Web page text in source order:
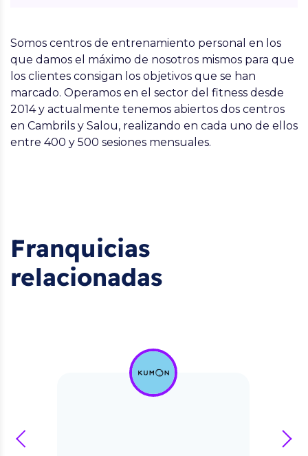
Somos centros de entrenamiento personal en los
que damos el máximo de nosotros mismos para que
los clientes consigan los objetivos que se han
marcado. Operamos en el sector del fitness desde
2014 y actualmente tenemos abiertos dos centros
en Cambrils y Salou, realizando en cada uno de ellos
entre 400 y 500 sesiones mensuales.
Franquicias
relacionadas
prev next